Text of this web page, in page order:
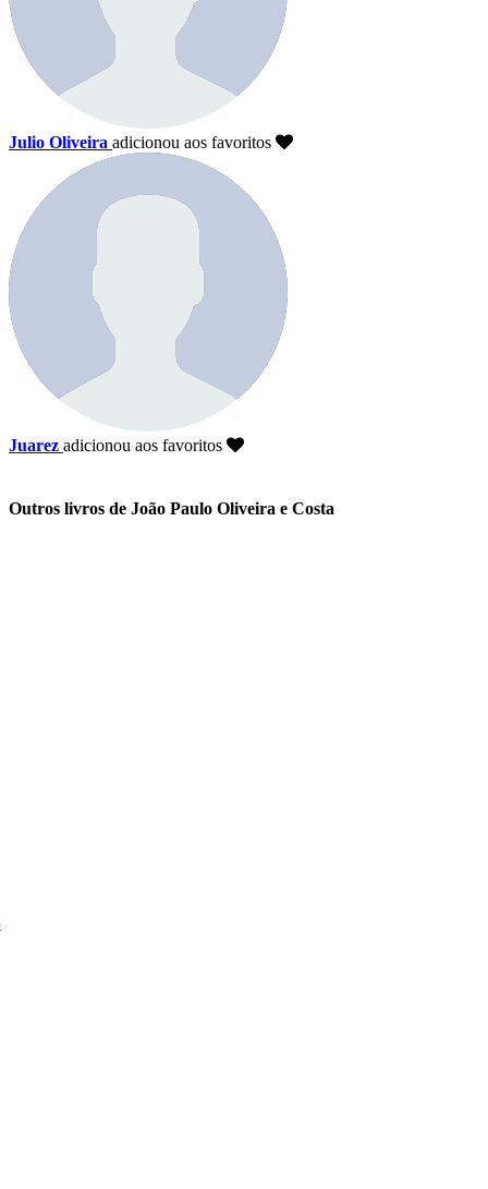
Julio Oliveira adicionou aos favoritos
Juarez adicionou aos favoritos
Outros livros de João Paulo Oliveira e Costa